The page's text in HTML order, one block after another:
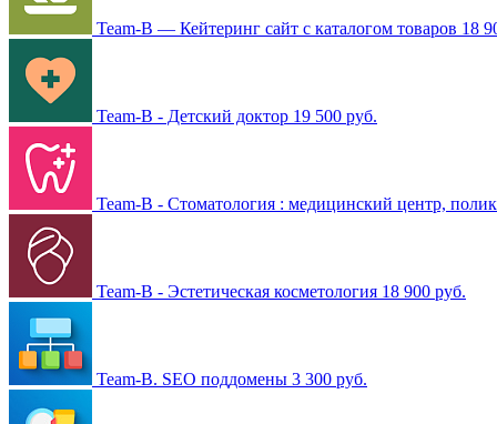
Team-B — Кейтеринг сайт с каталогом товаров 18
Team-B - Детский доктор 19 500 руб.
Team-B - Стоматология : медицинский центр,
Team-B - Эстетическая косметология 18 900 руб.
Team-B. SEO поддомены 3 300 руб.